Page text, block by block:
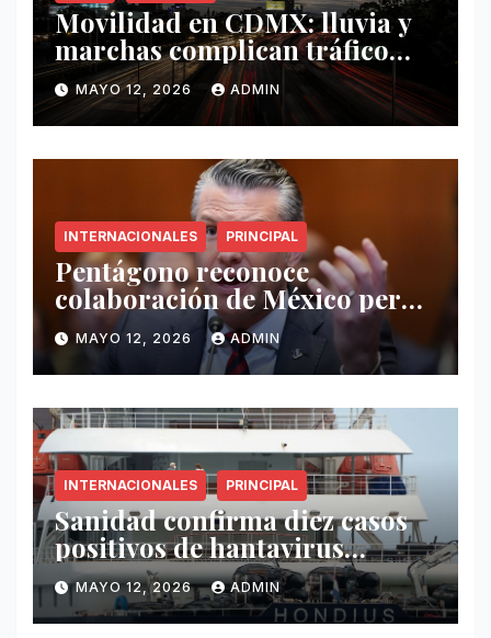
Movilidad en CDMX: lluvia y
marchas complican tráfico
este 12 de mayo
MAYO 12, 2026 ADMIN
INTERNACIONALES PRINCIPAL
Pentágono reconoce
colaboración de México pero
exige mayor operatividad
antidrogas
MAYO 12, 2026 ADMIN
INTERNACIONALES PRINCIPAL
Sanidad confirma diez casos
positivos de hantavirus
vinculados al crucero MV
Hondius
MAYO 12, 2026 ADMIN